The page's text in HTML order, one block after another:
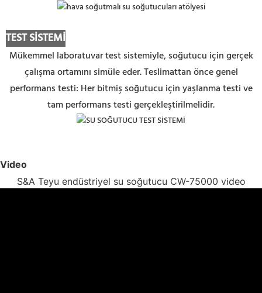
TEST SİSTEMİ
Mükemmel laboratuvar test sistemiyle, soğutucu için gerçek
çalışma ortamını simüle eder. Teslimattan önce genel
performans testi: Her bitmiş soğutucu için yaşlanma testi ve
tam performans testi gerçekleştirilmelidir.
Video
S&A Teyu endüstriyel su soğutucu CW-75000 video